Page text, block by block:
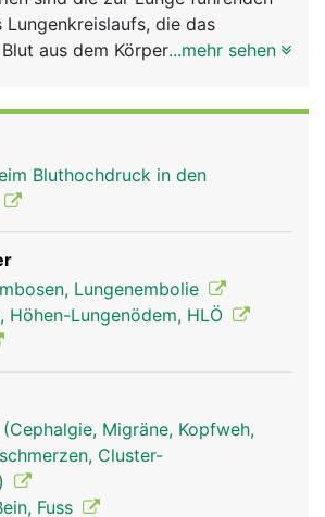
Lungenkreislaufs, die das
aus dem Körperkreislauf vom
Venen.
...mehr sehen
Bluthochdruck in den
Lungenembolie
Höhen-Lungenödem, HLÖ
Migräne, Kopfweh,
Cluster-
Fuss